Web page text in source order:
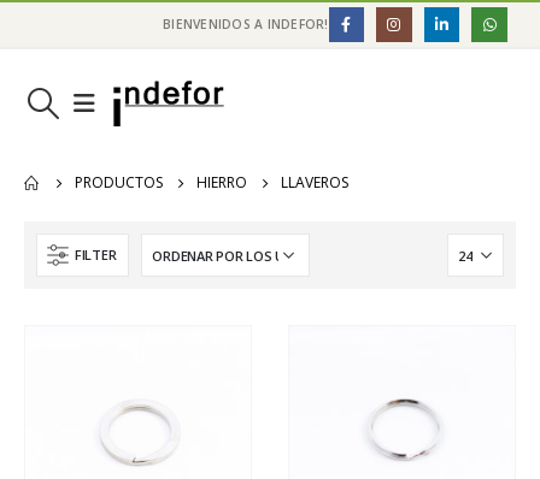
BIENVENIDOS A INDEFOR!
PRODUCTOS HIERRO LLAVEROS
FILTER